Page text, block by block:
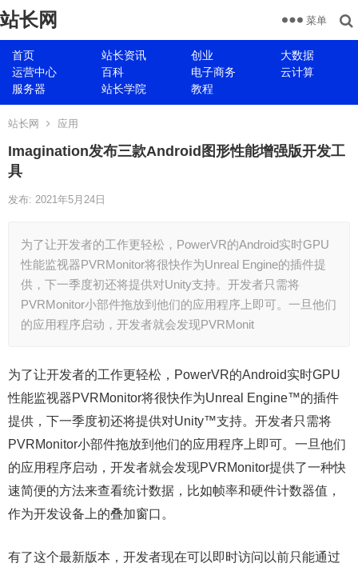
站长网
首页 站长资讯 创业
大数据
运营中心
百科 电子商务
云计算
服务器
站长学院 教程
菜单
站长网 应用
Imagination发布三款Android图形性能增强版开发工
具
发布: 2021年5月24日
为了让开发者的工作更轻松，PowerVR的Android实时GPU
性能监视器PVRMonitor将很快作为Unreal Engine的插件提
供，下一季度初还将提供对Unity支持。开发者只需将
PVRMonitor小部件拖放到他们的应用程序上即可。一旦他们
的应用程序启动，开发者就会发现PVRMonit
为了让开发者的工作更轻松，PowerVR的Android实时GPU
性能监视器PVRMonitor将很快作为Unreal Engine™的插件
提供，下一季度初还将提供对Unity™支持。开发者只需将
PVRMonitor小部件拖放到他们的应用程序上即可。一旦他们
的应用程序启动，开发者就会发现PVRMonitor提供了一种快
速简便的方法来查看统计数据，比如帧率和硬件计数器值，
作为开发设备上的叠加窗口。
有了这个最新版本，开发者现在可以即时访问以前只能通过